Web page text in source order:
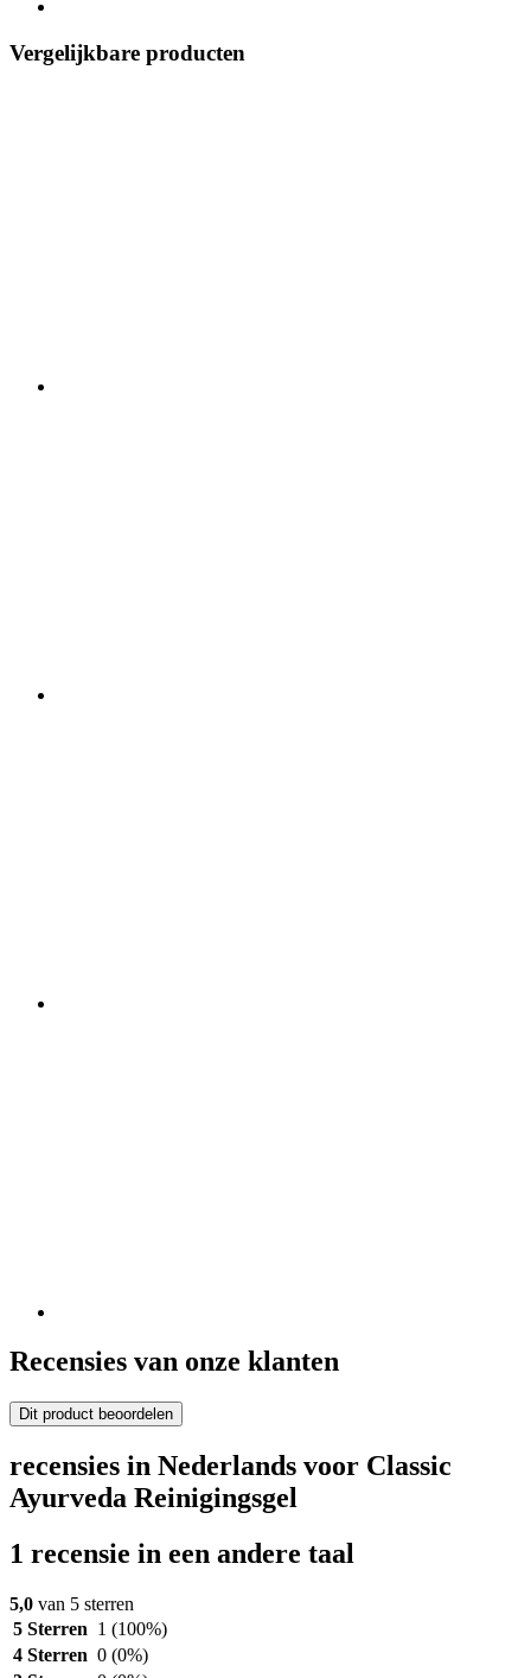
Vergelijkbare producten
Recensies van onze klanten
Dit product beoordelen
recensies in Nederlands voor Classic
Ayurveda Reinigingsgel
1 recensie in een andere taal
5,0 van 5 sterren
5 Sterren 1 (100%)
4 Sterren 0 (0%)